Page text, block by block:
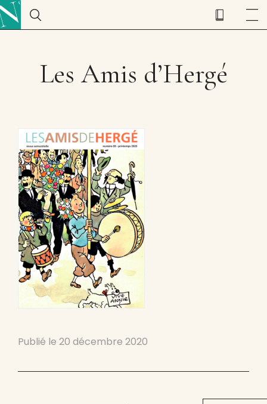
Les Amis d’Hergé
Publié le 20 décembre 2020